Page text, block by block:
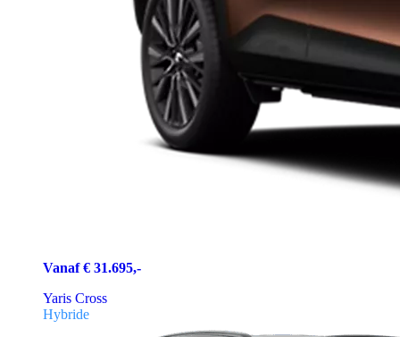
Vanaf € 31.695,-
Yaris Cross
Hybride